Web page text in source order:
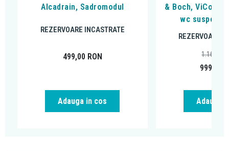
Alcadrain, Sadromodul
REZERVOARE INCASTRATE
499,00 RON
Adauga in cos
& Boch,
wc
REZERVOARE
999,00
1.166,93
Adauga